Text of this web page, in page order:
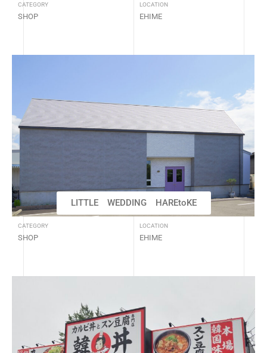
CATEGORY
SHOP
LOCATION
EHIME
LITTLE WEDDING HAREtoKE
CATEGORY
SHOP
LOCATION
EHIME